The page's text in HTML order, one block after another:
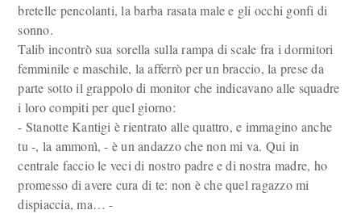
bretelle pencolanti, la barba rasata male e gli occhi gonfi di
sonno.
Talib incontrò sua sorella sulla rampa di scale fra i dormitori
femminile e maschile, la afferrò per un braccio, la prese da
parte sotto il grappolo di monitor che indicavano alle squadre
i loro compiti per quel giorno:
- Stanotte Kantigi è rientrato alle quattro, e immagino anche
tu -, la ammonì, - è un andazzo che non mi va. Qui in
centrale faccio le veci di nostro padre e di nostra madre, ho
promesso di avere cura di te: non è che quel ragazzo mi
dispiaccia, ma… -